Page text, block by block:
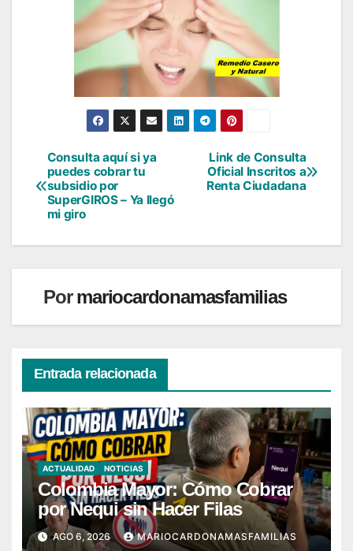
Navegación
de
entradas
Link de Consulta
Oficial Inscritos a
Renta Ciudadana
Consulta aquí si ya
puedes cobrar tu
subsidio por
SuperGIROS – Ya llegó
mi giro
Pormariocardonamasfamilias
Entrada relacionada
ACTUALIDAD NOTICIAS
Colombia Mayor: Cómo Cobrar
por Nequi sin Hacer Filas
AGO 6, 2026 MARIOCARDONAMASFAMILIAS